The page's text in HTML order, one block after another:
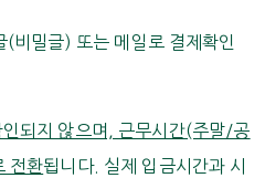
비밀글) 또는 메일로 결제확인
되지 않으며, 근무시간(주말/공
전환됩니다. 실제 입금시간과 시